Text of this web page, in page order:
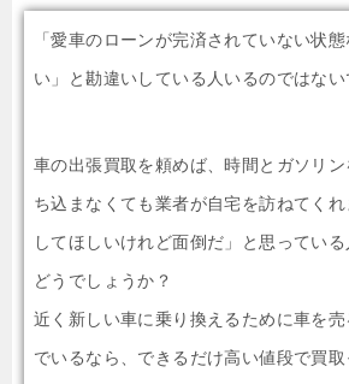
「愛車のローンが完済されていない状
い」と勘違いしている人いるのではな
車の出張買取を頼めば、時間とガソリ
ち込まなくても業者が自宅を訪ねてく
してほしいけれど面倒だ」と思ってい
どうでしょうか？
近く新しい車に乗り換えるために車を
でいるなら、できるだけ高い値段で買